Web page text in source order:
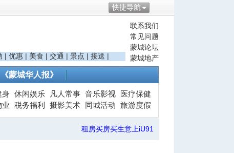
快捷导航
联系我们
常见问题
蒙城论坛
蒙城地产
| 优惠 | 美食 | 交通 | 景点 | 接送 |
《蒙城华人报》
身 休闲娱乐 凡人常事 音乐影视
医疗保健
业 税务福利 摄影美术 同城活动 旅游度假
租房买房买生意上iU91